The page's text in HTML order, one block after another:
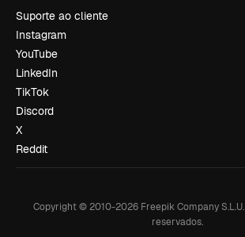
Suporte ao cliente
Instagram
YouTube
LinkedIn
TikTok
Discord
X
Reddit
Copyright © 2010-2026Freepik Company S.L.U.
reservados.